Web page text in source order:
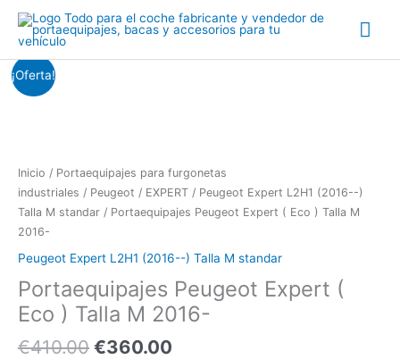
contenido
¡Oferta!
Inicio / Portaequipajes para furgonetas
industriales / Peugeot / EXPERT / Peugeot Expert L2H1 (2016--)
Talla M standar / Portaequipajes Peugeot Expert ( Eco ) Talla M
2016-
Peugeot Expert L2H1 (2016--) Talla M standar
Portaequipajes Peugeot Expert (
Eco ) Talla M 2016-
€410.00 €360.00
Portaequipajes
Peugeot
)
Talla
M
2016-